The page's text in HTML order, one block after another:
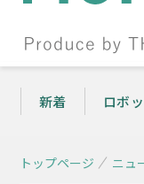
新着 ロボ
トップページ ニュ